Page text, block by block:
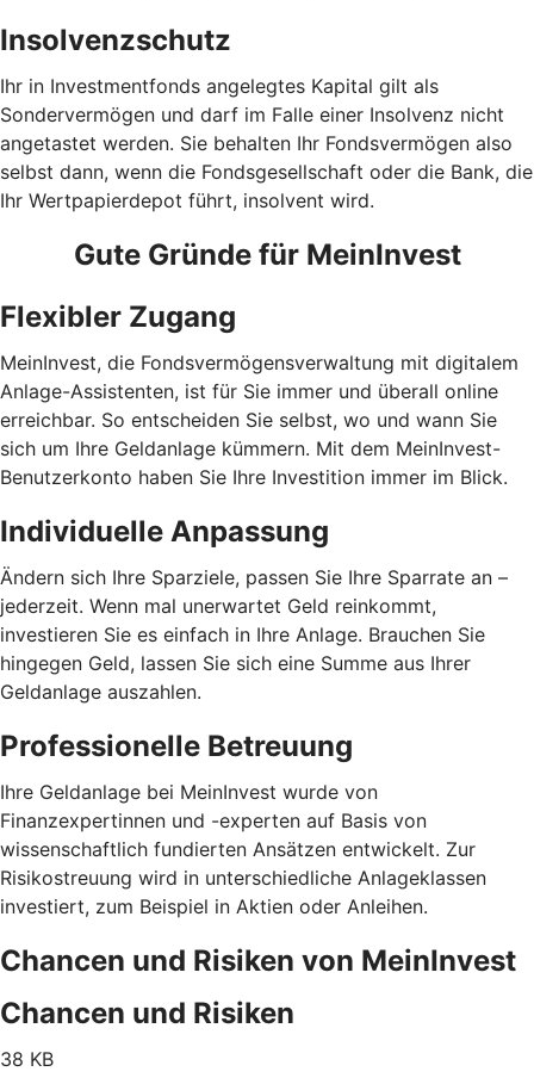
Insolvenzschutz
Ihr in Investmentfonds angelegtes Kapital gilt als
Sondervermögen und darf im Falle einer Insolvenz nicht
angetastet werden. Sie behalten Ihr Fondsvermögen also
selbst dann, wenn die Fondsgesellschaft oder die Bank, die
Ihr Wertpapierdepot führt, insolvent wird.
Gute Gründe für MeinInvest
Flexibler Zugang
MeinInvest, die Fondsvermögensverwaltung mit digitalem
Anlage-Assistenten, ist für Sie immer und überall online
erreichbar. So entscheiden Sie selbst, wo und wann Sie
sich um Ihre Geldanlage kümmern. Mit dem MeinInvest-
Benutzerkonto haben Sie Ihre Investition immer im Blick.
Individuelle Anpassung
Ändern sich Ihre Sparziele, passen Sie Ihre Sparrate an –
jederzeit. Wenn mal unerwartet Geld reinkommt,
investieren Sie es einfach in Ihre Anlage. Brauchen Sie
hingegen Geld, lassen Sie sich eine Summe aus Ihrer
Geldanlage auszahlen.
Professionelle Betreuung
Ihre Geldanlage bei MeinInvest wurde von
Finanzexpertinnen und -experten auf Basis von
wissenschaftlich fundierten Ansätzen entwickelt. Zur
Risikostreuung wird in unterschiedliche Anlageklassen
investiert, zum Beispiel in Aktien oder Anleihen.
Chancen und Risiken von MeinInvest
Chancen und Risiken
38 KB